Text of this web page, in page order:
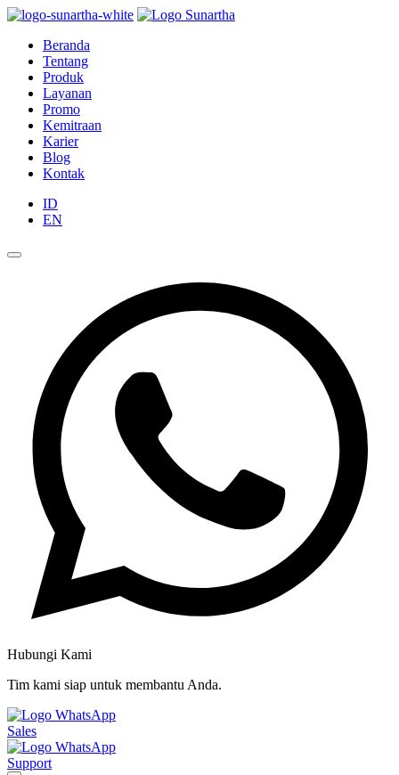
Beranda
Tentang
Produk
Layanan
Promo
Kemitraan
Karier
Blog
Kontak
ID
EN
Hubungi Kami
Tim kami siap untuk membantu Anda.
Sales
Support